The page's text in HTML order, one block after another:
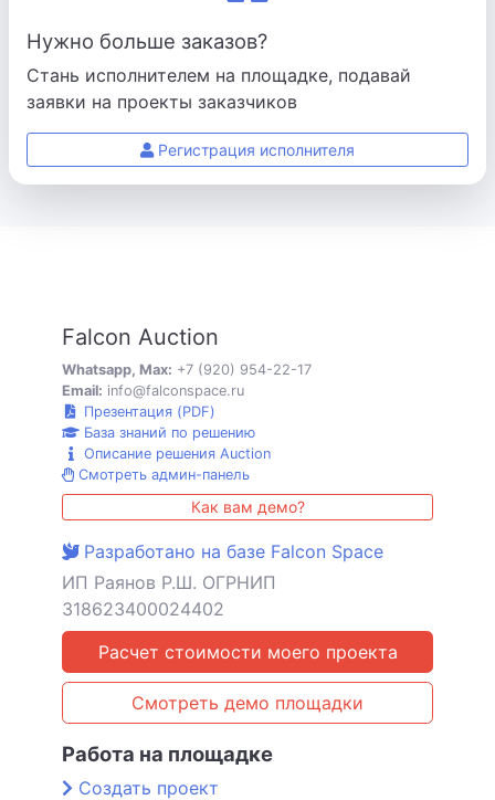
Нужно больше заказов?
Стань исполнителем на площадке, подавай
заявки на проекты заказчиков
Регистрация исполнителя
Falcon Auction
Whatsapp, Max: +7 (920) 954-22-17
Email: info@falconspace.ru
Презентация (PDF)
База знаний по решению
Описание решения Auction
Смотреть админ-панель
Как вам демо?
Разработано на базе Falcon Space
ИП Раянов Р.Ш. ОГРНИП
318623400024402
Расчет стоимости моего проекта
Смотреть демо площадки
Работа на площадке
Создать проект